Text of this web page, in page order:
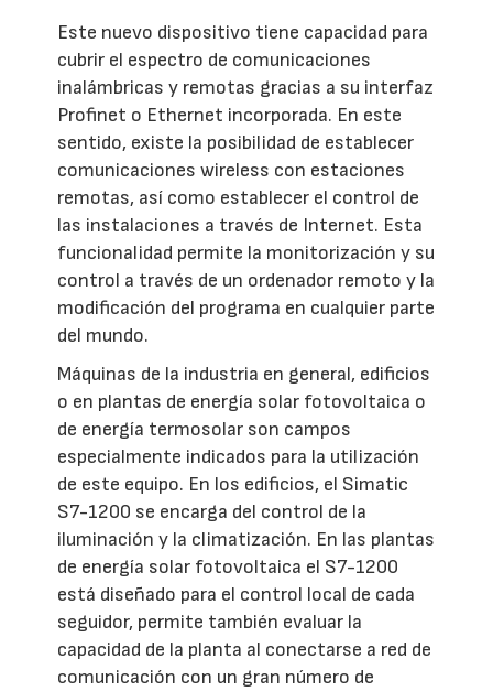
Este nuevo dispositivo tiene capacidad para
cubrir el espectro de comunicaciones
inalámbricas y remotas gracias a su interfaz
Profinet o Ethernet incorporada. En este
sentido, existe la posibilidad de establecer
comunicaciones wireless con estaciones
remotas, así como establecer el control de
las instalaciones a través de Internet. Esta
funcionalidad permite la monitorización y su
control a través de un ordenador remoto y la
modificación del programa en cualquier parte
del mundo.
Máquinas de la industria en general, edificios
o en plantas de energía solar fotovoltaica o
de energía termosolar son campos
especialmente indicados para la utilización
de este equipo. En los edificios, el Simatic
S7-1200 se encarga del control de la
iluminación y la climatización. En las plantas
de energía solar fotovoltaica el S7-1200
está diseñado para el control local de cada
seguidor, permite también evaluar la
capacidad de la planta al conectarse a red de
comunicación con un gran número de